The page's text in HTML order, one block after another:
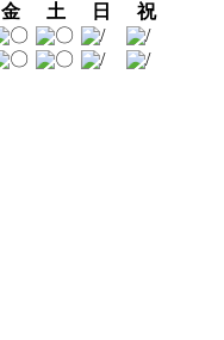
金 土 日
祝